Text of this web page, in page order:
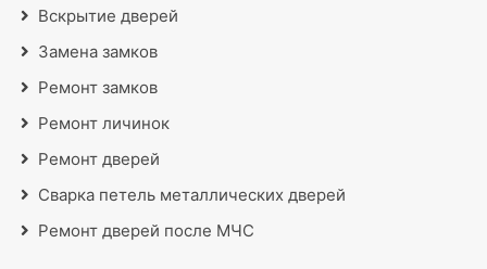
Вскрытие дверей
Замена замков
Ремонт замков
Ремонт личинок
Ремонт дверей
Сварка петель металлических дверей
Ремонт дверей после МЧС